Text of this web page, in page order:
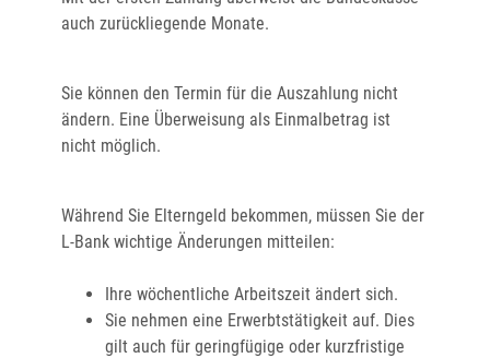
auch zurückliegende Monate.
Sie können den Termin für die Auszahlung nicht
ändern. Eine Überweisung als Einmalbetrag ist
nicht möglich.
Während Sie Elterngeld bekommen, müssen Sie der
L-Bank wichtige Änderungen mitteilen:
Ihre wöchentliche Arbeitszeit ändert sich.
Sie nehmen eine Erwerbtstätigkeit auf. Dies
gilt auch für geringfügige oder kurzfristige